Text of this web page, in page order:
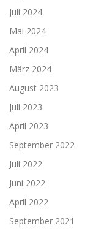
Juli 2024
Mai 2024
April 2024
März 2024
August 2023
Juli 2023
April 2023
September 2022
Juli 2022
Juni 2022
April 2022
September 2021